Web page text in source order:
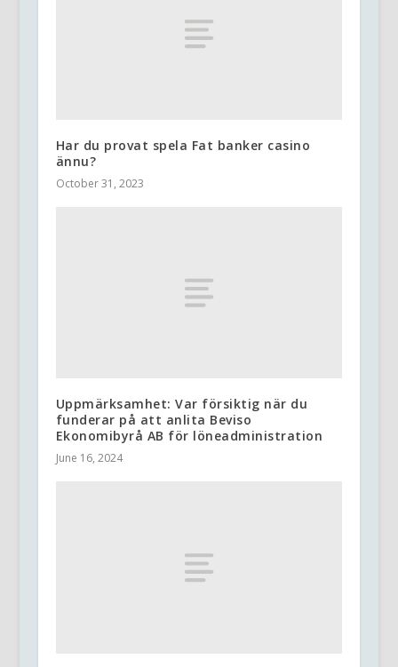
Har du provat spela Fat banker casino
ännu?
October 31, 2023
Uppmärksamhet: Var försiktig när du
funderar på att anlita Beviso
Ekonomibyrå AB för löneadministration
June 16, 2024